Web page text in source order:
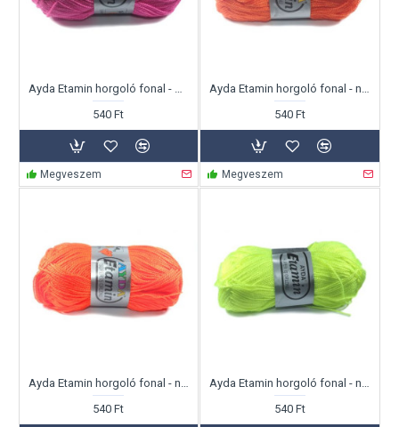
Ayda Etamin horgoló fonal - mályva
540 Ft
Megveszem
Ayda Etamin horgoló fonal - narancs
540 Ft
Megveszem
Ayda Etamin horgoló fonal - neonnarancs
540 Ft
Ayda Etamin horgoló fonal - neonzöld
540 Ft